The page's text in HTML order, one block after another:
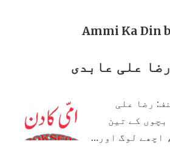
Ammi Ka Din
علی عابدی
رضا علی
کے تین
اچھے لوگ اور…